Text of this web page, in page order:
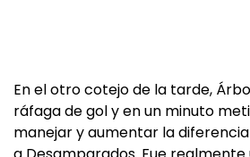
En el otro cotejo de la tarde,
ráfaga de gol y en un minuto
manejar y aumentar la